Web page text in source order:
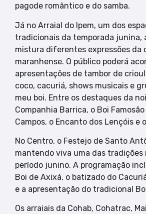
pagode romântico e do samba.
Já no Arraial do Ipem, um dos
tradicionais da temporada junina,
mistura diferentes expressões da
maranhense. O público poderá
apresentações de tambor de
coco, cacuriá, shows musicais e
meu boi. Entre os destaques da
Companhia Barrica, o Boi
Campos, o Encanto dos Lençóis e
No Centro, o Festejo de Santo
mantendo viva uma das tradições
período junino. A programação
Boi de Axixá, o batizado do
e a apresentação do tradicional
Os arraiais da Cohab, Cohatrac,